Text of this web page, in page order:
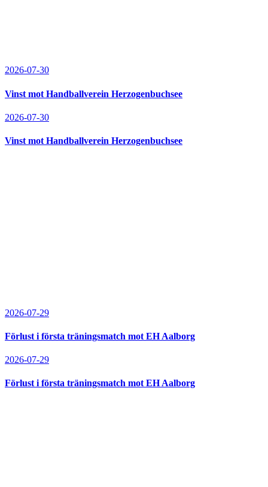
2026-07-30
Vinst mot Handballverein Herzogenbuchsee
2026-07-30
Vinst mot Handballverein Herzogenbuchsee
2026-07-29
Förlust i första träningsmatch mot EH Aalborg
2026-07-29
Förlust i första träningsmatch mot EH Aalborg